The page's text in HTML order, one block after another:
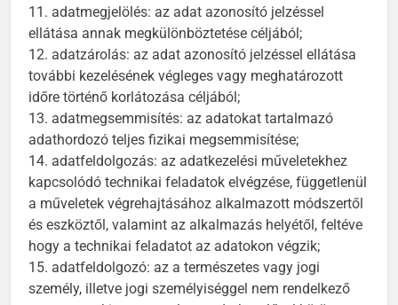
11. adatmegjelölés: az adat azonosító jelzéssel
ellátása annak megkülönböztetése céljából;
12. adatzárolás: az adat azonosító jelzéssel ellátása
további kezelésének végleges vagy meghatározott
időre történő korlátozása céljából;
13. adatmegsemmisítés: az adatokat tartalmazó
adathordozó teljes fizikai megsemmisítése;
14. adatfeldolgozás: az adatkezelési műveletekhez
kapcsolódó technikai feladatok elvégzése, függetlenül
a műveletek végrehajtásához alkalmazott módszertől
és eszköztől, valamint az alkalmazás helyétől, feltéve
hogy a technikai feladatot az adatokon végzik;
15. adatfeldolgozó: az a természetes vagy jogi
személy, illetve jogi személyiséggel nem rendelkező